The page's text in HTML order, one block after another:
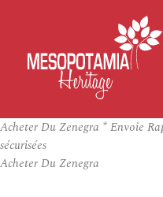
Acheter Du Zenegra * Envoie
sécurisées
Acheter Du Zenegra